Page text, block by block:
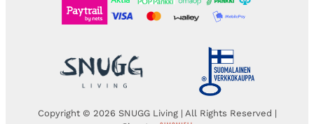
Copyright © 2026 SNUGG Living | All Rights Reserved |